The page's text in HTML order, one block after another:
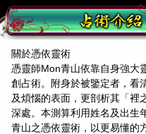
關於憑依靈術
憑靈師Mon青山依靠自身強大
創占術。附身於被鑒定者，看
及煩惱的表面，更剖析其「裡
深處。本測算利用姓名及出生
青山之憑依靈術，以更易懂的